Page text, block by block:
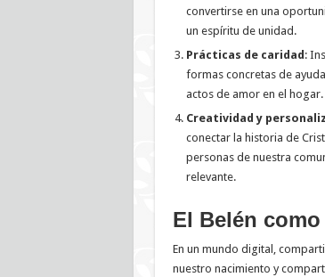
convertirse en una
un espíritu de unidad.
Prácticas de caridad :
formas concretas de
actos de amor en el hogar.
Creatividad y
conectar la historia de
personas de nuestra
relevante.
El Belén
En un mundo digital,
nuestro nacimiento y